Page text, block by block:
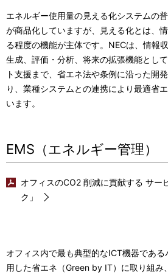
エネルギー使用量の見える化システムの
が商品化していますが、見える化とは、
る程度の機能が主体です。NECは、情報
生成、評価・分析、将来の拡張機能とし
ト支援まで、省エネ法や条例に沿った開
り、業種システムとの連携により最適省
います。
EMS（エネルギー管理）
オフィスのCO2 削減に貢献する サー
ク」
オフィス内で最も典型的なICT機器であ
用した省エネ（Green by IT）に取り組み